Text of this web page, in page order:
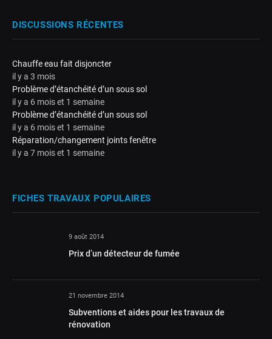
DISCUSSIONS RÉCENTES
Chauffe eau fait disjoncter
il y a 3 mois
Problème d’étanchéité d’un sous sol
il y a 6 mois et 1 semaine
Problème d’étanchéité d’un sous sol
il y a 6 mois et 1 semaine
Réparation/changement joints fenêtre
il y a 7 mois et 1 semaine
FICHES TRAVAUX POPULAIRES
9 août 2014
Prix d’un détecteur de fumée
21 novembre 2014
Subventions et aides pour les travaux de
rénovation